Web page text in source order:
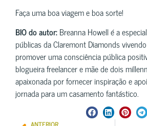
Faça uma boa viagem e boa sorte!
BIO do autor:Breanna Howell é a
públicas da Claremont Diamonds
promover uma consciência pública
blogueira freelancer e mãe de dois
apaixonada por fornecer inspiração e
jornada para um casamento fantástico.